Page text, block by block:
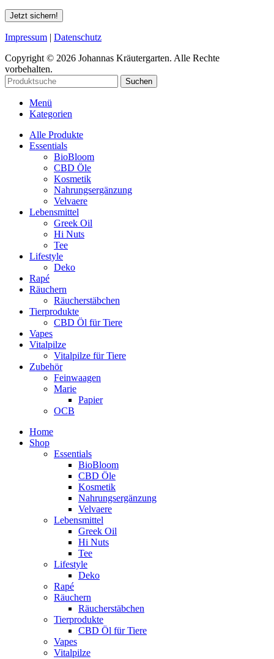
Jetzt sichern!
Impressum | Datenschutz
Copyright © 2026 Johannas Kräutergarten. Alle Rechte
vorbehalten.
Suchen
Menü
Kategorien
Alle Produkte
Essentials
BioBloom
CBD Öle
Kosmetik
Nahrungsergänzung
Velvaere
Lebensmittel
Greek Oil
Hi Nuts
Tee
Lifestyle
Deko
Rapé
Räuchern
Räucherstäbchen
Tierprodukte
CBD Öl für Tiere
Vapes
Vitalpilze
Vitalpilze für Tiere
Zubehör
Feinwaagen
Marie
Papier
OCB
Home
Shop
Essentials
BioBloom
CBD Öle
Kosmetik
Nahrungsergänzung
Velvaere
Lebensmittel
Greek Oil
Hi Nuts
Tee
Lifestyle
Deko
Rapé
Räuchern
Räucherstäbchen
Tierprodukte
CBD Öl für Tiere
Vapes
Vitalpilze